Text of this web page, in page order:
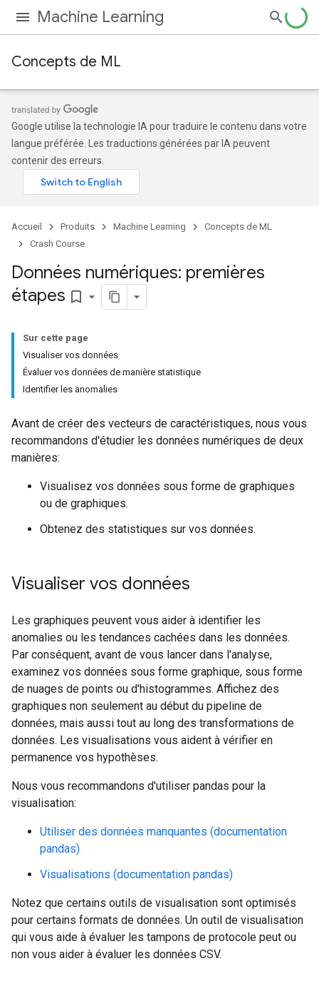
Machine Learning
Concepts de ML
Google utilise la technologie IA pour traduire le contenu dans votre
langue préférée. Les traductions générées par IA peuvent
contenir des erreurs.
Accueil Produits Machine Learning
Concepts de ML
Crash Course
Données numériques: premières
étapes bookmark_border
Sur cette page
Visualiser vos données
Évaluer vos données de manière statistique
Identifier les anomalies
Avant de créer des vecteurs de caractéristiques, nous vous
recommandons d'étudier les données numériques de deux
manières:
Visualisez vos données sous forme de graphiques
ou de graphiques.
Obtenez des statistiques sur vos données.
Visualiser vos données
Les graphiques peuvent vous aider à identifier les
anomalies ou les tendances cachées dans les données.
Par conséquent, avant de vous lancer dans l'analyse,
examinez vos données sous forme graphique, sous forme
de nuages de points ou d'histogrammes. Affichez des
graphiques non seulement au début du pipeline de
données, mais aussi tout au long des transformations de
données. Les visualisations vous aident à vérifier en
permanence vos hypothèses.
Nous vous recommandons d'utiliser pandas pour la
visualisation:
Utiliser des données manquantes (documentation
pandas)
Visualisations (documentation pandas)
Notez que certains outils de visualisation sont optimisés
pour certains formats de données. Un outil de visualisation
qui vous aide à évaluer les tampons de protocole peut ou
non vous aider à évaluer les données CSV.